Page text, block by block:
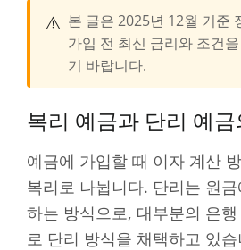
⚠️ 본 글은 2025년 12월 기준
가입 전 최신 금리와 조건
기 바랍니다.
복리 예금과 단리 예
예금에 가입할 때 이자 계산
복리로 나뉩니다. 단리는 원
하는 방식으로, 대부분의 은
로 단리 방식을 채택하고 있